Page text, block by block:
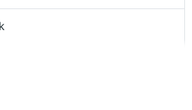
記錄生活感動時刻。支援 Wi-
2.4GHz & 5GHz）雙頻無線網
資料、與親友分享檔案不中
器，支援杜比音效，觀看影片